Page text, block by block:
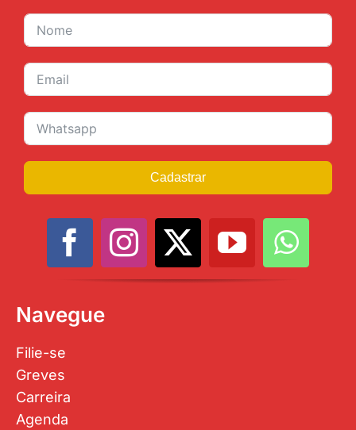
Cadastrar
Navegue
Filie-se
Greves
Carreira
Agenda